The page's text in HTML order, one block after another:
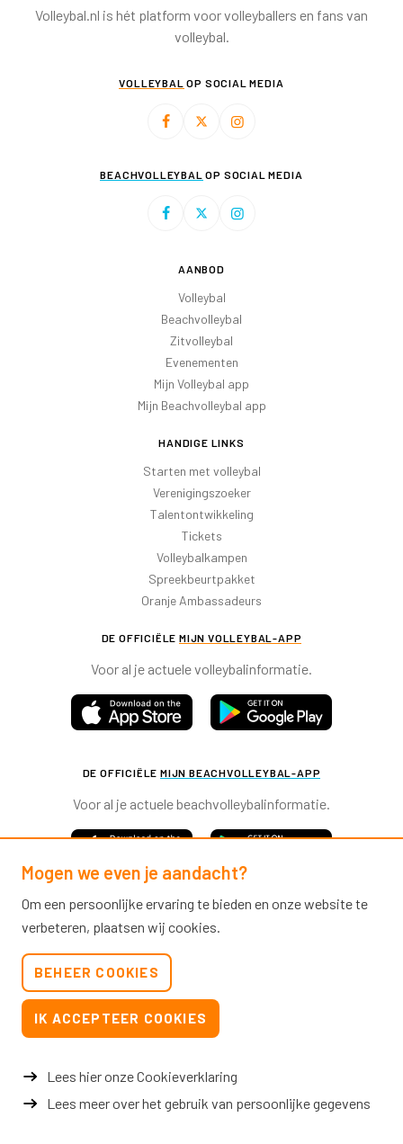
Volleybal.nl is hét platform voor volleyballers en fans van
volleybal.
VOLLEYBAL OP SOCIAL MEDIA
BEACHVOLLEYBAL OP SOCIAL MEDIA
AANBOD
Volleybal
Beachvolleybal
Zitvolleybal
Evenementen
Mijn Volleybal app
Mijn Beachvolleybal app
HANDIGE LINKS
Starten met volleybal
Verenigingszoeker
Talentontwikkeling
Tickets
Volleybalkampen
Spreekbeurtpakket
Oranje Ambassadeurs
DE OFFICIËLE MIJN VOLLEYBAL-APP
Voor al je actuele volleybalinformatie.
DE OFFICIËLE MIJN BEACHVOLLEYBAL-APP
Voor al je actuele beachvolleybalinformatie.
© 2026 Nevobo
Nieuwsbrieven
Privacy & cookies
Verkoopvoorwaarden evenementen
Mogen we even je aandacht?
Om een persoonlijke ervaring te bieden en onze website te
verbeteren, plaatsen wij cookies.
BEHEER COOKIES
IK ACCEPTEER COOKIES
Lees hier onze Cookieverklaring
Lees meer over het gebruik van persoonlijke gegevens